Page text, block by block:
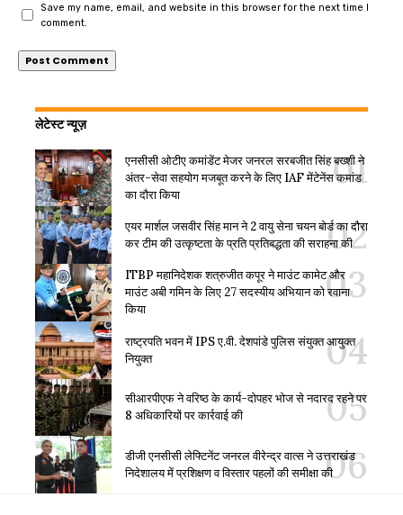
Save my name, email, and website in this browser for the next time I
comment.
लेटेस्ट न्यूज़
एनसीसी ओटीए कमांडेंट मेजर जनरल सरबजीत सिंह बख्शी ने
अंतर-सेवा सहयोग मजबूत करने के लिए IAF मेंटेनेंस कमांड
का दौरा किया
एयर मार्शल जसवीर सिंह मान ने 2 वायु सेना चयन बोर्ड का दौरा
कर टीम की उत्कृष्टता के प्रति प्रतिबद्धता की सराहना की
ITBP महानिदेशक शत्रुजीत कपूर ने माउंट कामेट और
माउंट अबी गमिन के लिए 27 सदस्यीय अभियान को रवाना
किया
राष्ट्रपति भवन में IPS ए.वी. देशपांडे पुलिस संयुक्त आयुक्त
नियुक्त
सीआरपीएफ ने वरिष्ठ के कार्य-दोपहर भोज से नदारद रहने पर
8 अधिकारियों पर कार्रवाई की
डीजी एनसीसी लेफ्टिनेंट जनरल वीरेन्द्र वात्स ने उत्तराखंड
निदेशालय में प्रशिक्षण व विस्तार पहलों की समीक्षा की